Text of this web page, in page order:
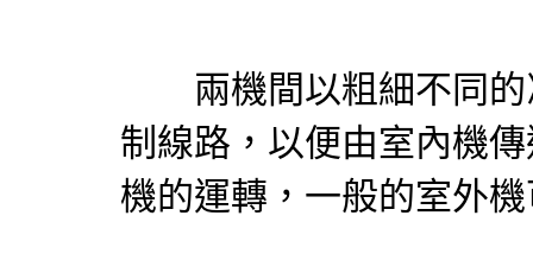
兩機間以粗細不同的
制線路，以便由室內機
機的運轉，一般的室外